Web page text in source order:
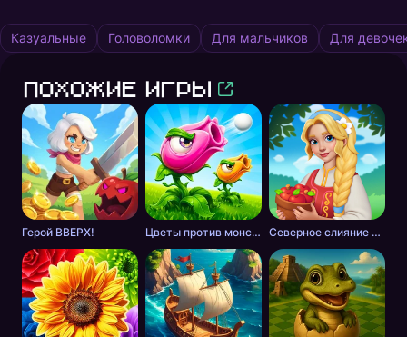
Казуальные Головоломки Для мальчиков Для
Похожие игры
Герой ВВЕРХ! Цветы против монстров Северное слияние - тайна леса